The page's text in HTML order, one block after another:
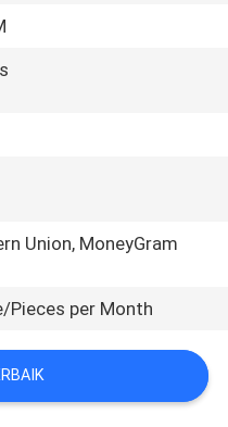
Union, MoneyGram
Pieces per Month